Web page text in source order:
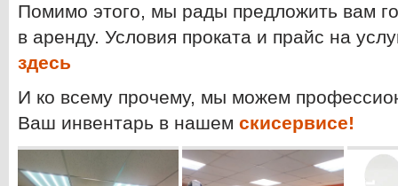
Помимо этого, мы рады предложить вам
в аренду. Условия проката и прайс на
здесь
И ко всему прочему, мы можем
Ваш инвентарь в нашем скисервисе!